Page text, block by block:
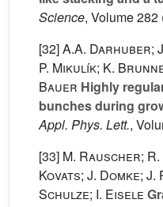
Science, Volume 282
[32]A.A. Darhuber;
P. Mikulík; K.
Bauer Highly
bunches during
Appl. Phys. Lett.,
[33] M. Rauscher;
Kovats; J. Domke;
Schulze; I. Eisele